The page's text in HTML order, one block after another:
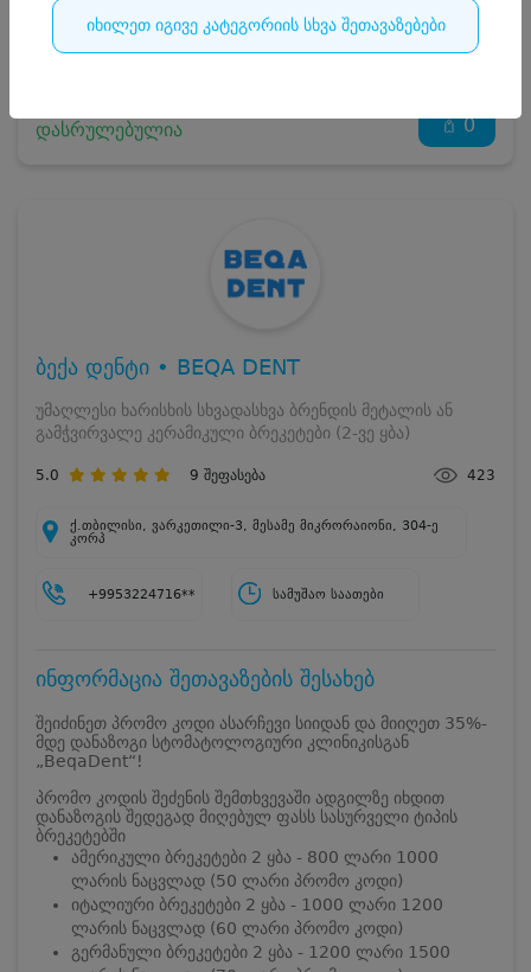
იხილეთ იგივე კატეგორიის სხვა შეთავაზებები
დასრულებულია
დასრულებულია 0
ბექა დენტი • BEQA DENT
უმაღლესი ხარისხის სხვადასხვა ბრენდის მეტალის ან
გამჭვირვალე კერამიკული ბრეკეტები (2-ვე ყბა)
5.0 9 შეფასება 423
ქ.თბილისი, ვარკეთილი-3, მესამე მიკრორაიონი, 304-ე
კორპ
+9953224716** სამუშაო საათები
ინფორმაცია შეთავაზების შესახებ
შეიძინეთ პრომო კოდი ასარჩევი სიიდან და მიიღეთ 35%-
მდე დანაზოგი სტომატოლოგიური კლინიკისგან
„BeqaDent“!
პრომო კოდის შეძენის შემთხვევაში ადგილზე იხდით
დანაზოგის შედეგად მიღებულ ფასს სასურველი ტიპის
ბრეკეტებში
ამერიკული ბრეკეტები 2 ყბა - 800 ლარი 1000
ლარის ნაცვლად (50 ლარი პრომო კოდი)
იტალიური ბრეკეტები 2 ყბა - 1000 ლარი 1200
ლარის ნაცვლად (60 ლარი პრომო კოდი)
გერმანული ბრეკეტები 2 ყბა - 1200 ლარი 1500